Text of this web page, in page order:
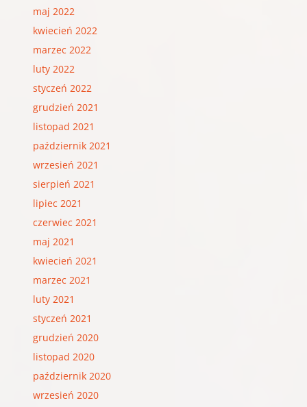
maj 2022
kwiecień 2022
marzec 2022
luty 2022
styczeń 2022
grudzień 2021
listopad 2021
październik 2021
wrzesień 2021
sierpień 2021
lipiec 2021
czerwiec 2021
maj 2021
kwiecień 2021
marzec 2021
luty 2021
styczeń 2021
grudzień 2020
listopad 2020
październik 2020
wrzesień 2020